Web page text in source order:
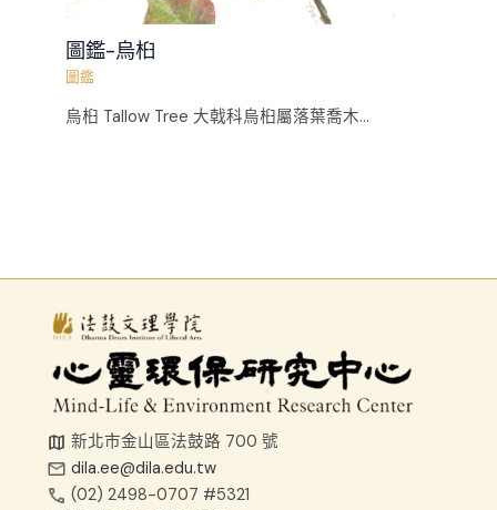
圖鑑-烏桕
圖鑑
烏桕 Tallow Tree 大戟科烏桕屬落葉喬木...
新北市金山區法鼓路 700 號
dila.ee@dila.edu.tw
(02) 2498-0707 #5321